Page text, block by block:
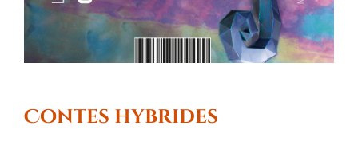
Contes hybrides